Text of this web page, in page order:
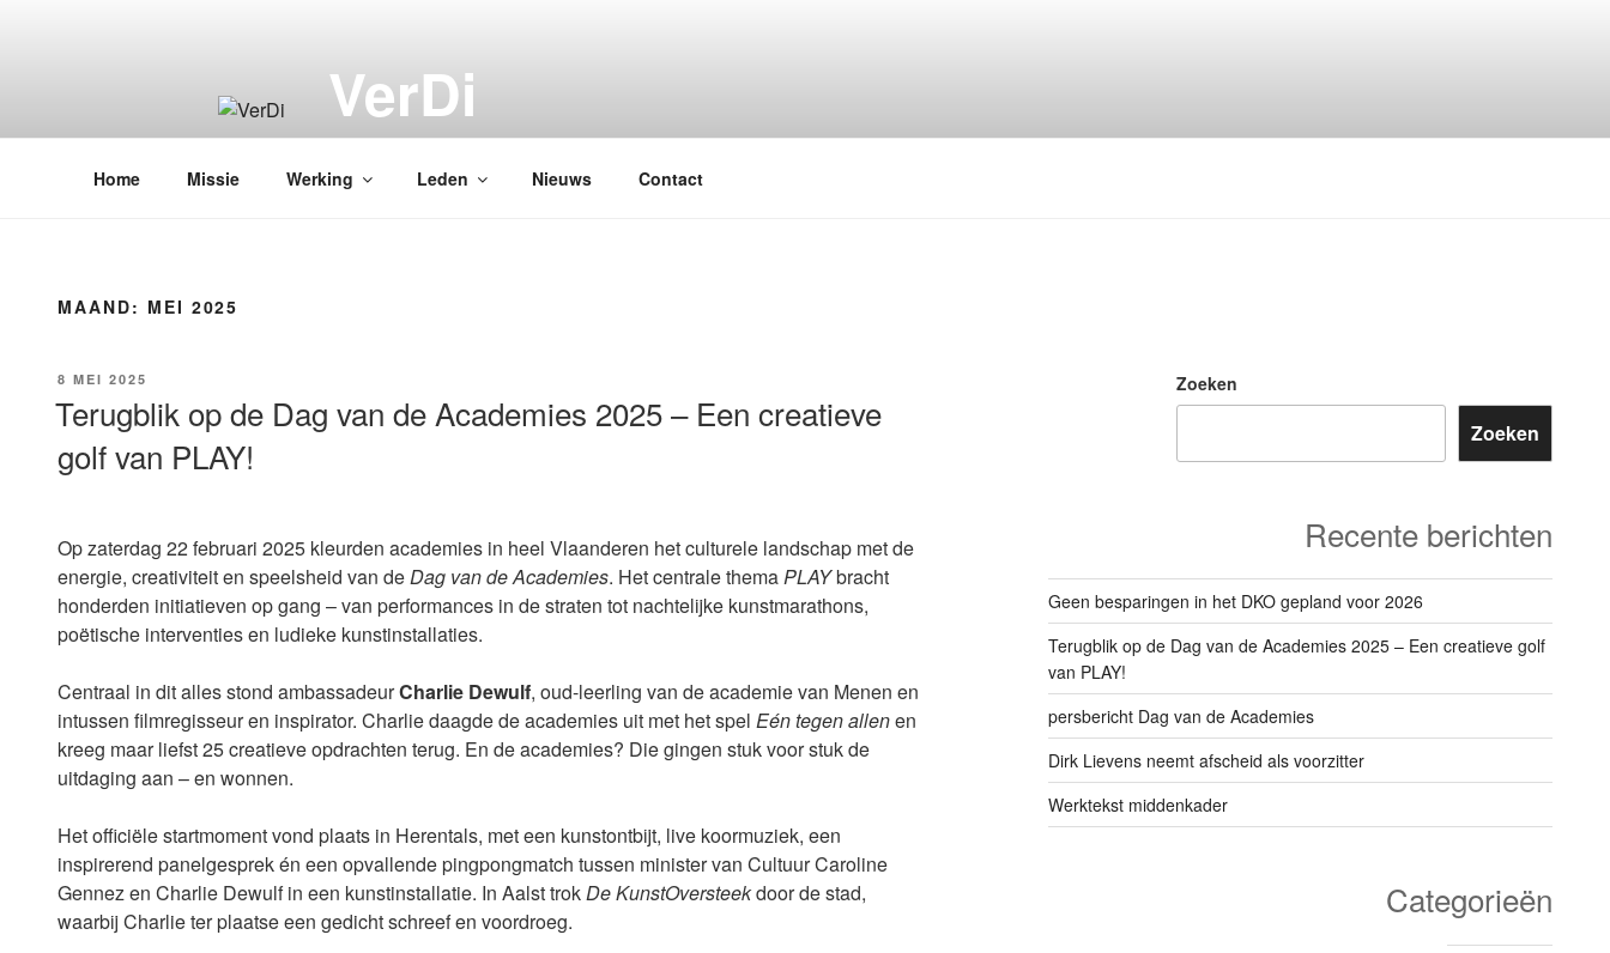
VerDi
Vereniging van Directeurs Podiumkunsten en Kunstacademies
Home Missie Werking Leden Nieuws Contact
MAAND: MEI 2025
8 MEI 2025
Terugblik op de Dag van de Academies 2025 – Een creatieve
golf van PLAY!
Op zaterdag 22 februari 2025 kleurden academies in heel Vlaanderen het culturele landschap met de
energie, creativiteit en speelsheid van deDag van de Academies. Het centrale themaPLAYbracht
honderden initiatieven op gang – van performances in de straten tot nachtelijke kunstmarathons,
poëtische interventies en ludieke kunstinstallaties.
Centraal in dit alles stond ambassadeurCharlie Dewulf, oud-leerling van de academie van Menen en
intussen filmregisseur en inspirator. Charlie daagde de academies uit met het spel Eén tegen allenen
kreeg maar liefst 25 creatieve opdrachten terug. En de academies? Die gingen stuk voor stuk de
uitdaging aan – en wonnen.
Het officiële startmoment vond plaats in Herentals, met een kunstontbijt, live koormuziek, een
inspirerend panelgesprek én een opvallende pingpongmatch tussen minister van Cultuur Caroline
Gennez en Charlie Dewulf in een kunstinstallatie. In Aalst trokDe KunstOversteekdoor de stad,
waarbij Charlie ter plaatse een gedicht schreef en voordroeg.
Zoeken
Zoeken
Recente berichten
Geen besparingen in het DKO gepland voor 2026
Terugblik op de Dag van de Academies 2025 – Een creatieve golf
van PLAY!
persbericht Dag van de Academies
Dirk Lievens neemt afscheid als voorzitter
Werktekst middenkader
Categorieën